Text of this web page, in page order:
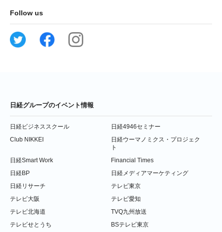
Follow us
日経グループのイベント情報
日経ビジネススクール
日経4946セミナー
Club NIKKEI
日経ウーマノミクス・プロジェク
ト
日経Smart Work
Financial Times
日経BP
日経メディアマーケティング
日経リサーチ
テレビ東京
テレビ大阪
テレビ愛知
テレビ北海道
TVQ九州放送
テレビせとうち
BSテレビ東京